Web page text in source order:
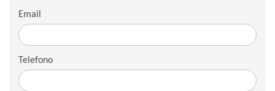
Email
Telefono